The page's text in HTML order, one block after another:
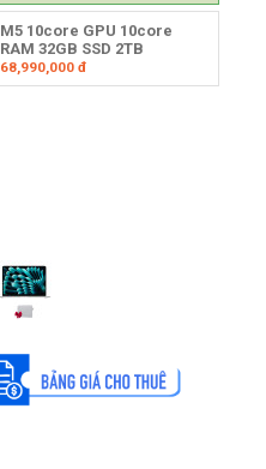
M5 10core GPU 10core
RAM 32GB SSD 2TB
68,990,000đ